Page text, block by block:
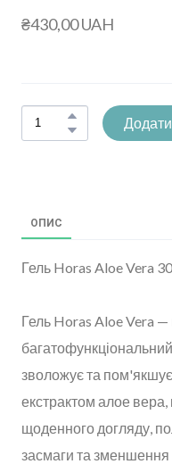
₴430,00 UAH
ОПИС
Гель Horas Aloe Vera
Гель Horas Aloe Vera
зволожує та
екстрактом алое вера,
щоденного догляду,
засмаги та зменшення